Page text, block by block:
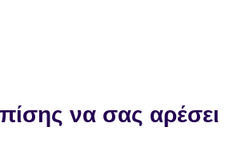
να σας αρέσει